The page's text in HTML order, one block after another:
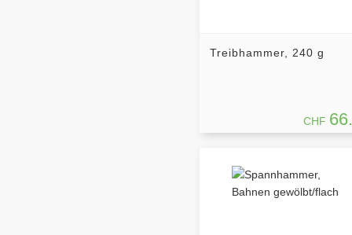
Treibhammer, 240 g
CHF